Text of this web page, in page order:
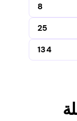
8
25
134